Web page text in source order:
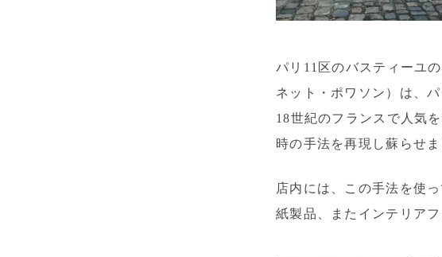
パリ11区のバスティーユ
ネット・ポワソン）は、
18世紀のフランスで人気
時の手法を再現し蘇らせま
店内には、この手法を使
紙製品、またインテリア